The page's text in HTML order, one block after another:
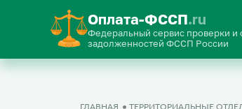
Оплата-ФССП.ru
Федеральный сервис проверки и
задолженностей ФССП России
ГЛАВНАЯ ТЕРРИТОРИАЛЬНЫЕ